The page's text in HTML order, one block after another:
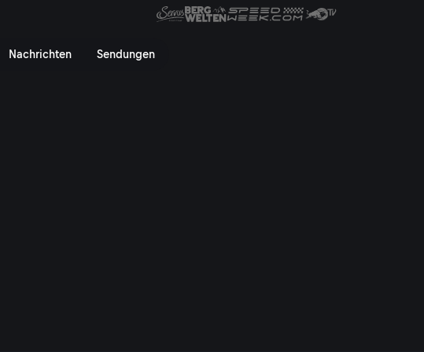
Nachrichten Sendungen
Mediathek, TV-Programm,